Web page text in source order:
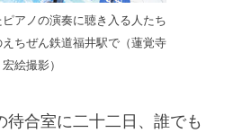
アノの演奏に聴き入る人たち
ちぜん鉄道福井駅で（蓮覚寺
宏絵撮影）
待合室に二十二日、誰でも